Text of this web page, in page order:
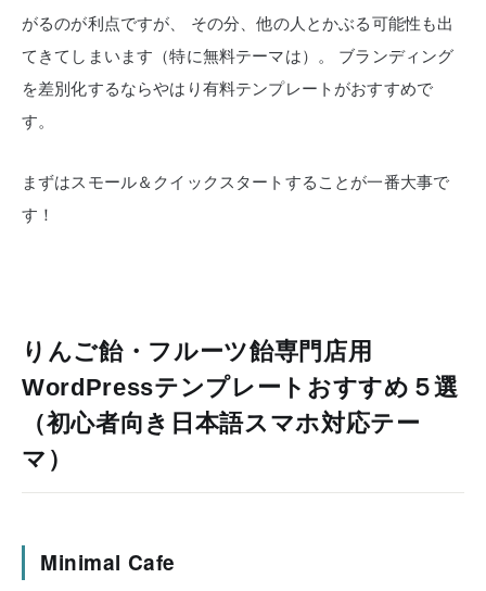
がるのが利点ですが、
その分、他の人とかぶる可能性も出
てきてしまいます（特に無料テーマは）。
ブランディング
を差別化するならやはり有料テンプレートがおすすめで
す。
まずはスモール＆クイックスタートすることが一番大事で
す！
りんご飴・フルーツ飴専門店用
WordPressテンプレートおすすめ５選
（初心者向き日本語スマホ対応テー
マ）
Minimal Cafe